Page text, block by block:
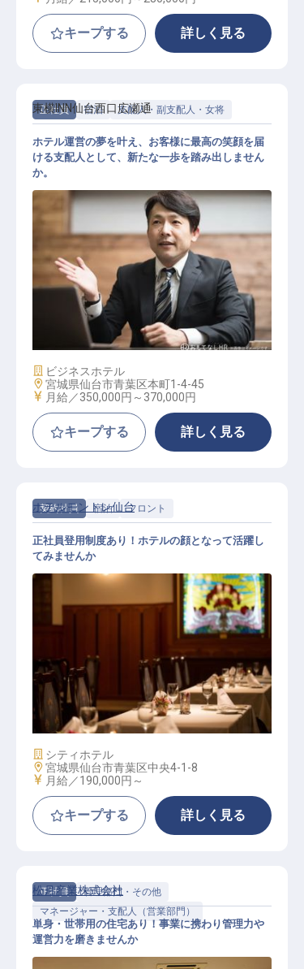
キープする 詳しく見る
正社員 宿泊 支配人・副支配人・女将
ホテル支配人
東横INN仙台西口広瀬通
ホテル運営の夢を叶え、お客様に最高の笑顔を届
ける支配人として、新たな一歩を踏み出しません
か。
施設業態
ビジネスホテル
勤務地
宮城県仙台市青葉区本町1-4-45
給与
月給／350,000円～ 370,000円
キープする 詳しく見る
契約社員 宿泊 フロント
フロントスタッフ
ホテルモントレ仙台
正社員登用制度あり！ホテルの顔となって活躍し
てみませんか
施設業態
シティホテル
勤務地
宮城県仙台市青葉区中央4-1-8
給与
月給／190,000円～
キープする 詳しく見る
正社員
管理部門・その他
マネージャー・支配人（営業部門）
松月産業株式会社
単身・世帯用の住宅あり！事業に携わり管理力や
運営力を磨きませんか